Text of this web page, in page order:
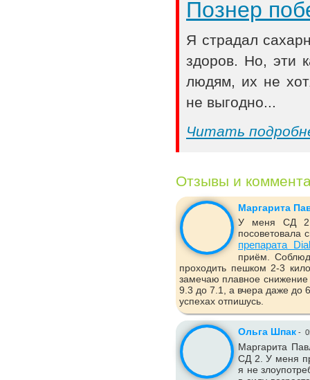
Познер
Я страдал
здоров. Но, эти
людям, их не
не выгодно...
Читать
Отзывы и
Маргарита
У меня СД 2
посоветовала
препарата
приём.
проходить пешком 2-3
замечаю плавное снижение
9.3 до 7.1, а вчера даже до
успехах отпишусь.
Ольга Шпак -
Маргарита
СД 2. У меня
я не